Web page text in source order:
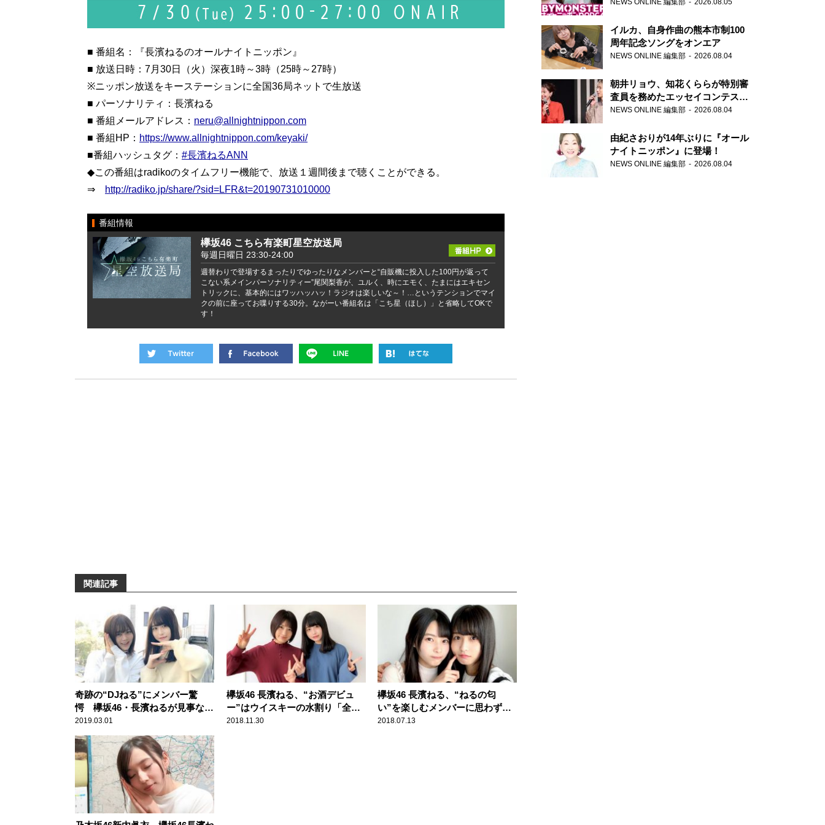
■ 番組名：『長濱ねるのオールナイトニッポン』
■ 放送日時：7月30日（火）深夜1時～3時（25時～27時）
※ニッポン放送をキーステーションに全国36局ネットで生放送
■ パーソナリティ：長濱ねる
■ 番組メールアドレス： neru@allnightnippon.com
■ 番組HP： https://www.allnightnippon.com/keyaki/
■番組ハッシュタグ： #長濱ねるANN
◆この番組はradikoのタイムフリー機能で、放送１週間後まで聴くことができる。
⇒
http://radiko.jp/share/?sid=LFR&t=20190731010000
番組情報
欅坂46 こちら有楽町星空放送局
毎週日曜日 23:30-24:00
週替わりで登場するまったりでゆったりなメンバーと“自販機に投入した100円が返って
こない系メインパーソナリティー”尾関梨香が、ユルく、時にエモく、たまにはエキセン
トリックに、基本的にはワッハッハッ！ラジオは楽しいな～！…というテンションでマイ
クの前に座ってお喋りする30分。ながーい番組名は「こち星（ほし）」と省略してOKで
す！
関連記事
奇跡の“DJねる”にメンバー驚
愕 欅坂46・長濱ねるが見事な
DJぶりを披露
2019.03.01
欅坂46 長濱ねる、“お酒デビュ
ー”はウイスキーの水割り「全然
酔っ払わなくて」
2018.11.30
欅坂46 長濱ねる、“ねるの匂
い”を楽しむメンバーに思わず赤
面
2018.07.13
NEWS ONLINE 編集部 2026.08.05
イルカ、自身作曲の熊本市制100
周年記念ソングをオンエア
NEWS ONLINE 編集部 2026.08.04
朝井リョウ、知花くららが特別審
査員を務めたエッセイコンテスト
の特別番組「#いまあなたに伝え
NEWS ONLINE 編集部 2026.08.04
由紀さおりが14年ぶりに『オール
ナイトニッポン』に登場！
NEWS ONLINE 編集部 2026.08.04